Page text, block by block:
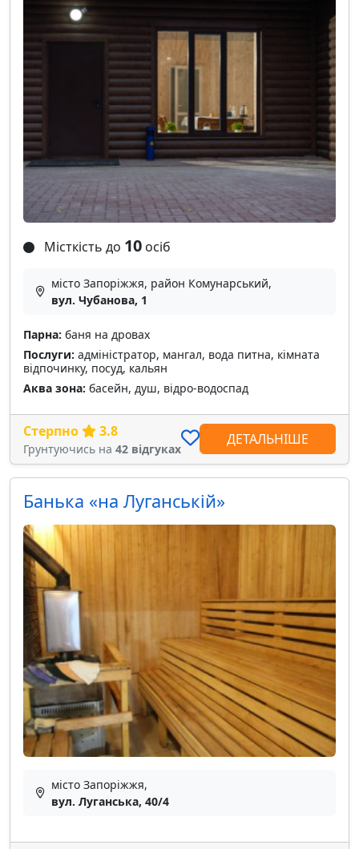
Місткість до 10 осіб
місто Запоріжжя, район Комунарський,
вул. Чубанова, 1
Парна: баня на дровах
Послуги: адміністратор, мангал, вода питна, кімната
відпочинку, посуд, кальян
Аква зона: басейн, душ, відро-водоспад
Стерпно 3.8
Грунтуючись на 42 відгуках
ДЕТАЛЬНІШЕ
Банька «на Луганській»
місто Запоріжжя,
вул. Луганська, 40/4